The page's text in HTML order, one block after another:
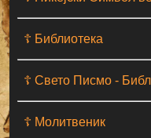
☦ Библиотека
☦ Свето Писмо -
☦ Молитвеник